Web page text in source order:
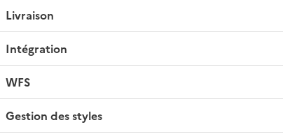
Livraison
Intégration
WFS
Gestion des styles